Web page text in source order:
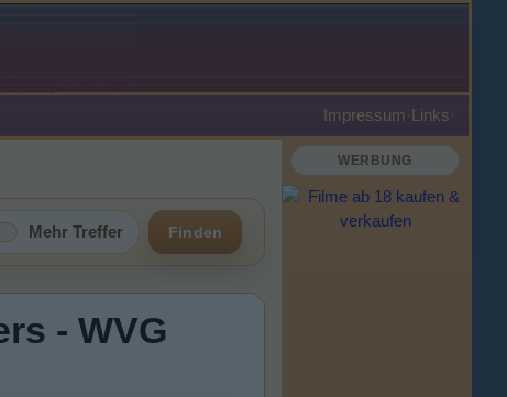
Impressum ·Links·
Mehr Treffer Finden
- WVG
WERBUNG